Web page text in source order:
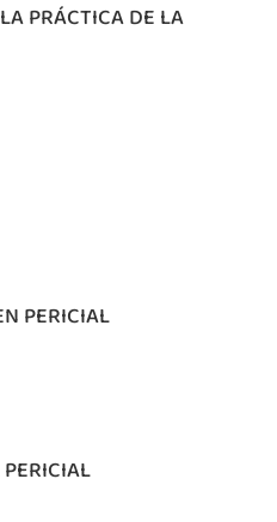
PRÁCTICA DE LA
PERICIAL